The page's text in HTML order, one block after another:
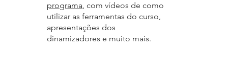
programa, com vídeos de como
utilizar as ferramentas do curso,
apresentações dos
dinamizadores e muito mais.